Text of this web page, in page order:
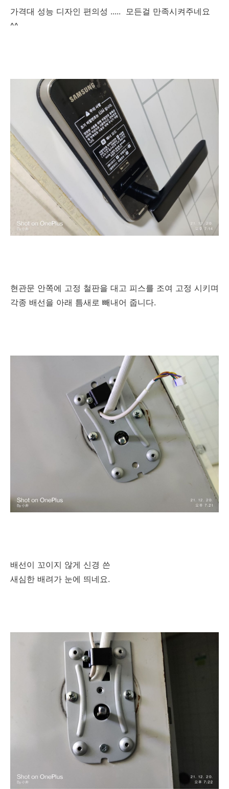
가격대 성능 디자인 편의성 ..... 모든걸 만족시켜주네요
^^
현관문 안쪽에 고정 철판을 대고 피스를 조여 고정 시키며
각종 배선을 아래 틈새로 빼내어 줍니다.
배선이 꼬이지 않게 신경 쓴
새심한 배려가 눈에 띄네요.